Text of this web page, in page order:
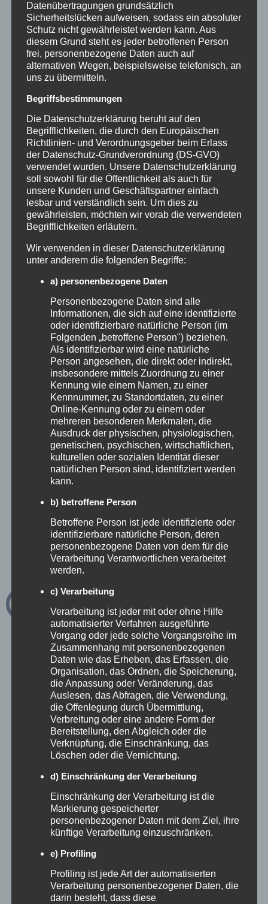
Catverse: KI-Avatar erklärt das
Hotelmarketing 1×1
Ein besonderes Highlight unseres KI-
digitale KI-Avatar unserer COO Cathrin
Diekmann. In kurzen, informativen Videos
und Beiträgen auf Instagram und Linkedin
erklärt Catverse das Hotelmarketing 1×1 –
verständlich, unterhaltsam und praxisnah.
Entstanden ist dieses innovative Projekt in
Zusammenarbeit mit derHochschule
München
. Ziel war es, komplexe Themen wie
Gästekommunikation, Buchungsoptimierung
und digitale Sichtbarkeit für Hoteliers einfach
und nachvollziehbar aufzubereiten –
unterstützt durch Künstliche Intelligenz im
Tourismus.
Catverse ist mehr als nur ein Tool. Sie ist eine
Brücke zwischen Technologie und Mensch,
zwischen Theorie und Praxis. Und sie zeigt,
wie Tourismusbetriebe mit KI ihre
Zielgruppen gezielter und persönlicher
erreichen können. Mit Innovationsgeist und
einem klaren Fokus auf Relevanz.
KI macht uns krisenfester
In einer Branche, die sich ständig verändert,
ist Reaktionsfähigkeit entscheidend. KI macht
✓ Schneller in der Angebotsentwicklung
✓ Flexibler in der Projektsteuerung
✓ Resilienter in unsicheren Zeiten
Gerade für Hotels, Destinationen und
Tourismusbüros in Bayernwird diese Agilität
zunehmend wichtiger. Ob bei
Digitalisierungsoffensiven. Künstliche
Intelligenz im Tourismus hilft dabei.
Datenübertragungen grundsätzlich
Sicherheitslücken aufweisen, sodass ein absoluter
Schutz nicht gewährleistet werden kann. Aus
diesem Grund steht es jeder betroffenen Person
frei, personenbezogene Daten auch auf
alternativen Wegen, beispielsweise telefonisch, an
uns zu übermitteln.
Begriffsbestimmungen
Die Datenschutzerklärung beruht auf den
Begrifflichkeiten, die durch den Europäischen
Richtlinien- und Verordnungsgeber beim Erlass
der Datenschutz-Grundverordnung (DS-GVO)
verwendet wurden. Unsere Datenschutzerklärung
soll sowohl für die Öffentlichkeit als auch für
unsere Kunden und Geschäftspartner einfach
lesbar und verständlich sein. Um dies zu
gewährleisten, möchten wir vorab die verwendeten
Begrifflichkeiten erläutern.
Wir verwenden in dieser Datenschutzerklärung
unter anderem die folgenden Begriffe:
a) personenbezogene Daten
Personenbezogene Daten sind alle
Informationen, die sich auf eine identifizierte
oder identifizierbare natürliche Person (im
Folgenden „betroffene Person") beziehen.
Als identifizierbar wird eine natürliche
Person angesehen, die direkt oder indirekt,
insbesondere mittels Zuordnung zu einer
Kennung wie einem Namen, zu einer
Kennnummer, zu Standortdaten, zu einer
Online-Kennung oder zu einem oder
mehreren besonderen Merkmalen, die
Ausdruck der physischen, physiologischen,
genetischen, psychischen, wirtschaftlichen,
kulturellen oder sozialen Identität dieser
natürlichen Person sind, identifiziert werden
kann.
b) betroffene Person
Betroffene Person ist jede identifizierte oder
identifizierbare natürliche Person, deren
personenbezogene Daten von dem für die
Verarbeitung Verantwortlichen verarbeitet
werden.
c) Verarbeitung
Verarbeitung ist jeder mit oder ohne Hilfe
automatisierter Verfahren ausgeführte
Vorgang oder jede solche Vorgangsreihe im
Zusammenhang mit personenbezogenen
Daten wie das Erheben, das Erfassen, die
Organisation, das Ordnen, die Speicherung,
die Anpassung oder Veränderung, das
Auslesen, das Abfragen, die Verwendung,
die Offenlegung durch Übermittlung,
Verbreitung oder eine andere Form der
Bereitstellung, den Abgleich oder die
Verknüpfung, die Einschränkung, das
Löschen oder die Vernichtung.
d) Einschränkung der Verarbeitung
Einschränkung der Verarbeitung ist die
Markierung gespeicherter
personenbezogener Daten mit dem Ziel, ihre
künftige Verarbeitung einzuschränken.
e) Profiling
Profiling ist jede Art der automatisierten
Verarbeitung personenbezogener Daten, die
darin besteht, dass diese